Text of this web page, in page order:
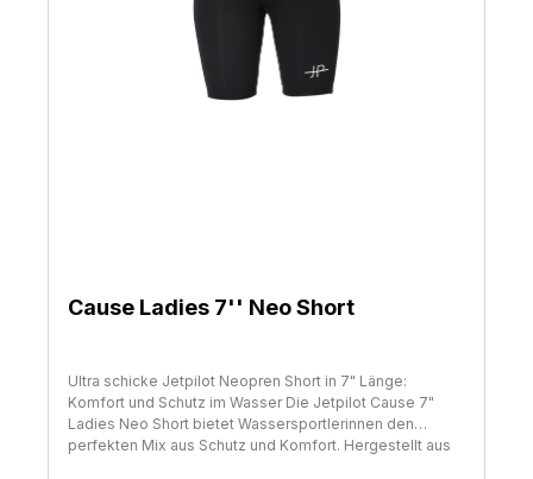
Cause Ladies 7'' Neo Short
Ultra schicke Jetpilot Neopren Short in 7" Länge:
Komfort und Schutz im Wasser Die Jetpilot Cause 7"
Ladies Neo Short bietet Wassersportlerinnen den
perfekten Mix aus Schutz und Komfort. Hergestellt aus